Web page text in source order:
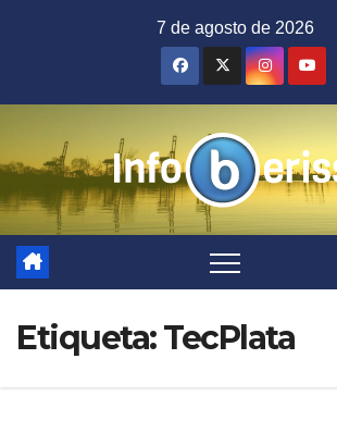
7 de agosto de 2026
Etiqueta:TecPlata